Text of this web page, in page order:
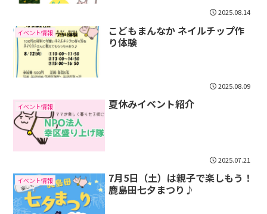
2025.08.14
イベント情報
こどもまんなか ネイルチップ作
り体験
2025.08.09
イベント情報 夏休みイベント紹介
2025.07.21
イベント情報
7月5日（土）は親子で楽しもう！
鹿島田七夕まつり♪